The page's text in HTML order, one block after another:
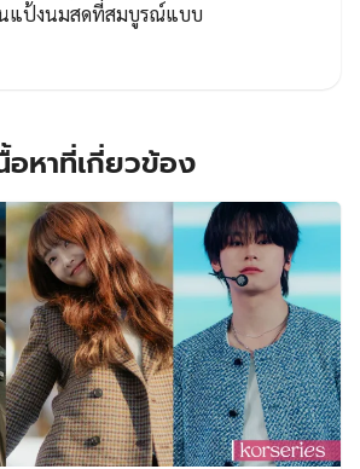
แป้งนมสดที่สมบูรณ์แบบ
อหาที่เกี่ยวข้อง